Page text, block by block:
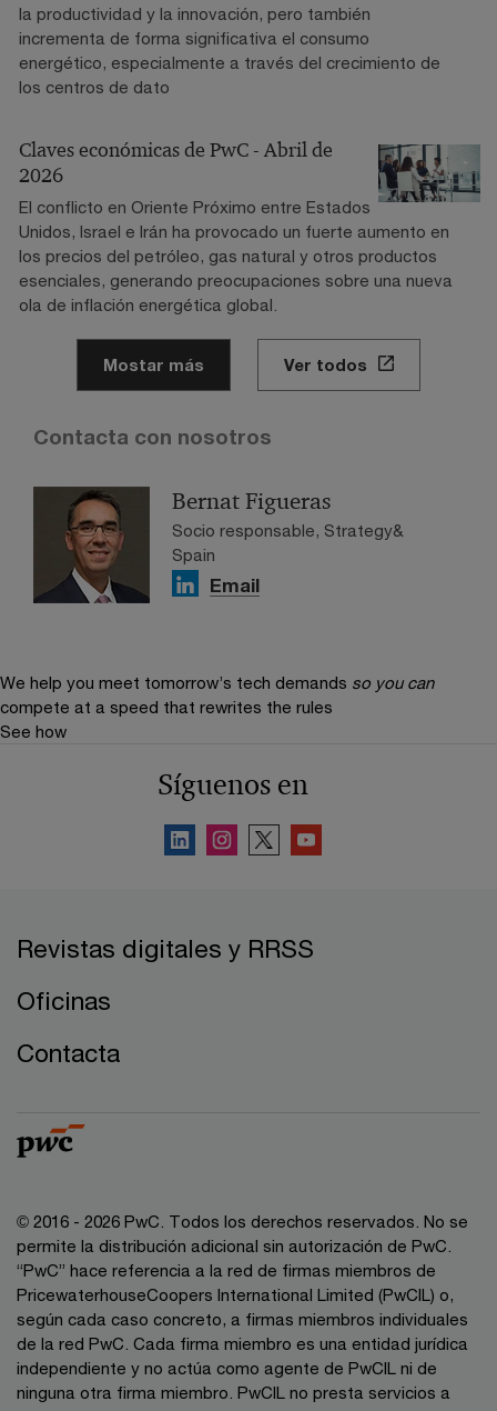
la productividad y la innovación, pero también
incrementa de forma significativa el consumo
energético, especialmente a través del crecimiento de
los centros de dato
Claves económicas de PwC - Abril de
2026
El conflicto en Oriente Próximo entre Estados
Unidos, Israel e Irán ha provocado un fuerte aumento en
los precios del petróleo, gas natural y otros productos
esenciales, generando preocupaciones sobre una nueva
ola de inflación energética global.
Mostar más Ver todos
Contacta con nosotros
Bernat Figueras
Socio responsable, Strategy&
Spain
Email
We help you meet tomorrow’s tech demands so you can
compete at a speed that rewrites the rules
See how
Síguenos en
Revistas digitales y RRSS
Oficinas
Contacta
© 2016 - 2026 PwC. Todos los derechos reservados. No se
permite la distribución adicional sin autorización de PwC.
“PwC” hace referencia a la red de firmas miembros de
PricewaterhouseCoopers International Limited (PwCIL) o,
según cada caso concreto, a firmas miembros individuales
de la red PwC. Cada firma miembro es una entidad jurídica
independiente y no actúa como agente de PwCIL ni de
ninguna otra firma miembro. PwCIL no presta servicios a